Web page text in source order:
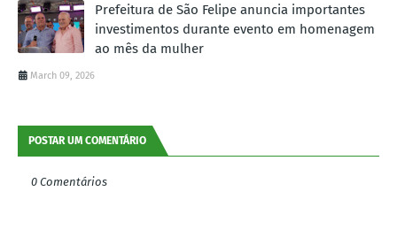
Prefeitura de São Felipe anuncia importantes
investimentos durante evento em homenagem
ao mês da mulher
March 09, 2026
POSTAR UM COMENTÁRIO
0 Comentários